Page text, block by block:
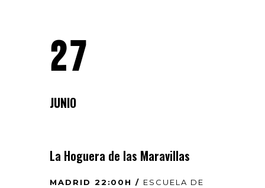
27
JUNIO
La Hoguera de las Maravillas
MADRID 22:00H / ESCUELA DE